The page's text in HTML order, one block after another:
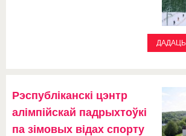
Рэспубліканскі цэнтр
алімпійскай падрыхтоўкі
па зімовых відах спорту